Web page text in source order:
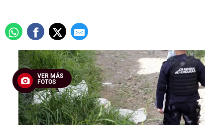
VER MÁS
FOTOS